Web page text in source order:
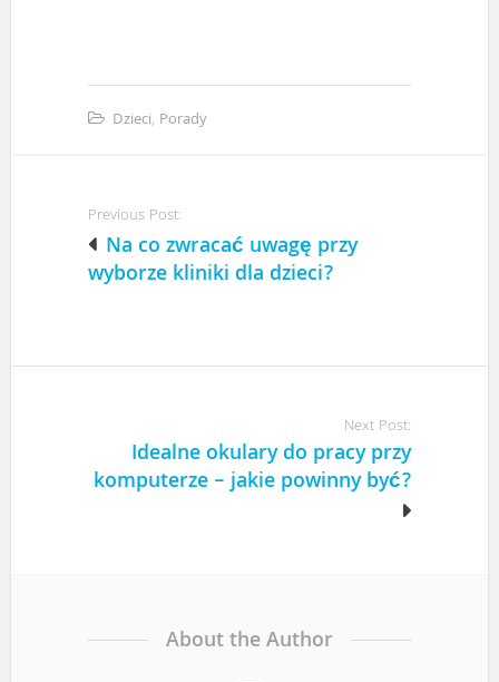
Dzieci, Porady
t
Previous Post:
Na co zwracać uwagę przy
wyborze kliniki dla dzieci?
Next Post:
Idealne okulary do pracy przy
komputerze – jakie powinny być?
About the Author